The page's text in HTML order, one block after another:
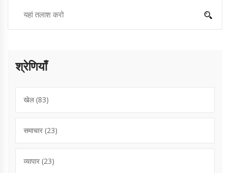
श्रेणियाँ
खेल(83)
समाचार (23)
व्यापार (23)